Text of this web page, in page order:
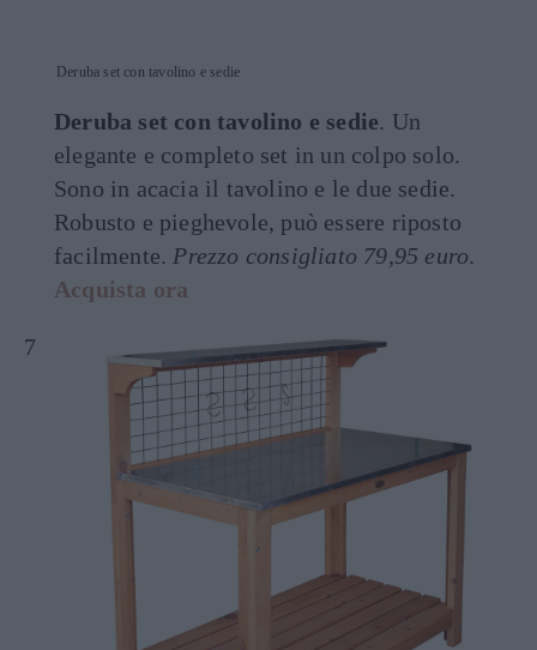
Deruba set con tavolino e sedie
Deruba set con tavolino e sedie. Un
elegante e completo set in un colpo solo.
Sono in acacia il tavolino e le due sedie.
Robusto e pieghevole, può essere riposto
facilmente. Prezzo consigliato 79,95 euro.
Acquista ora